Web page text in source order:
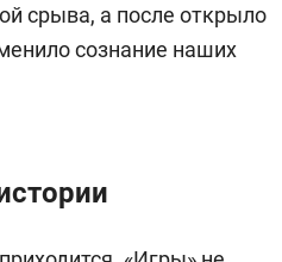
срыва, а после открыло
сознание наших